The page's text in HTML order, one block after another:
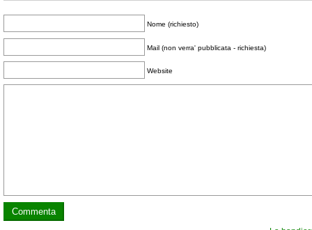
Nome (richiesto)
Mail (non verra' pubblicata - richiesta)
Website